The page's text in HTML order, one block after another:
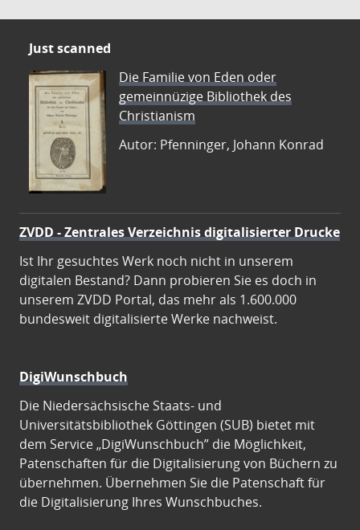
Just scanned
Die Familie von Eden oder
gemeinnüzige Bibliothek des
Christianism
Autor: Pfenninger, Johann Konrad
ZVDD - Zentrales Verzeichnis digitalisierter Drucke
Ist Ihr gesuchtes Werk noch nicht in unserem
digitalen Bestand? Dann probieren Sie es doch in
unserem ZVDD Portal, das mehr als 1.600.000
bundesweit digitalisierte Werke nachweist.
DigiWunschbuch
Die Niedersächsische Staats- und
Universitätsbibliothek Göttingen (SUB) bietet mit
dem Service „DigiWunschbuch” die Möglichkeit,
Patenschaften für die Digitalisierung von Büchern zu
übernehmen. Übernehmen Sie die Patenschaft für
die Digitalisierung Ihres Wunschbuches.